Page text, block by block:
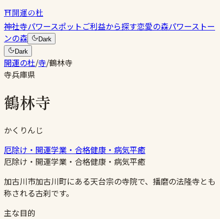
⛩開運の杜
神社寺パワースポットご利益から探す恋愛の森パワーストー
ンの森
Dark
Dark
開運の杜/寺/鶴林寺
寺兵庫県
鶴林寺
かくりんじ
厄除け・開運学業・合格健康・病気平癒
厄除け・開運学業・合格健康・病気平癒
加古川市加古川町にある天台宗の寺院で、播磨の法隆寺とも
称される古刹です。
主な目的